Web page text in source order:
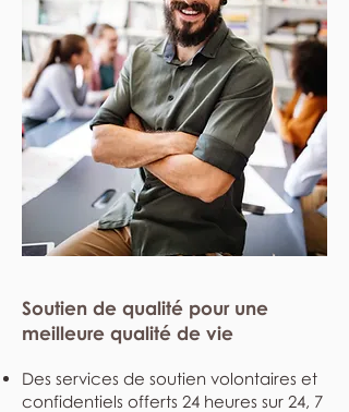
Soutien de qualité pour une
meilleure qualité de vie
Des services de soutien volontaires et
confidentiels offerts 24 heures sur 24, 7